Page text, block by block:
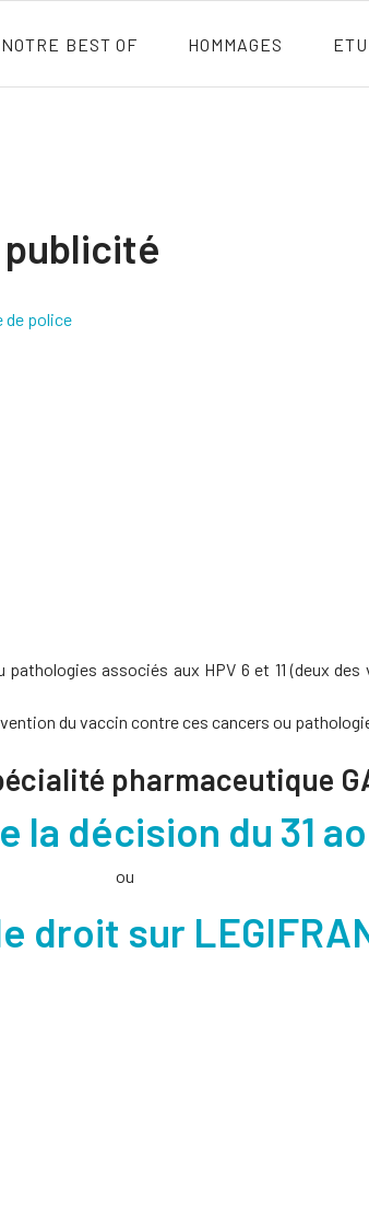
NOTRE BEST OF HOMMAGES
de police
associés aux HPV 6 et 11 (deux des
du vaccin contre ces cancers ou
pharmaceutique
la décision du 31
ou
droit sur